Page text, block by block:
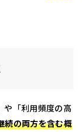
や「利用頻度の高
続の両方を含む概